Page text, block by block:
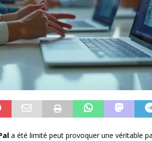
a été limité peut provoquer une véritable